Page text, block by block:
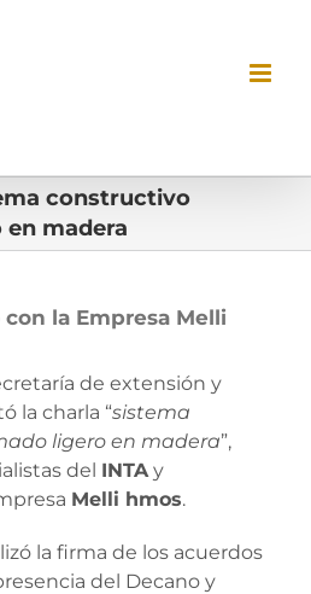
constructivo
madera
la Empresa Melli
de extensión y
la charla “sistema
ligero en madera”,
del INTAy
Melli hmos.
la firma de los acuerdos
del Decano y